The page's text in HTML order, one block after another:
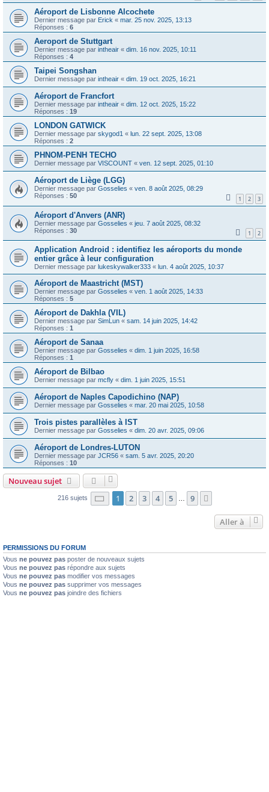
Aéroport de Lisbonne Alcochete
Dernier message par Erick « mar. 25 nov. 2025, 13:13
Réponses : 6
Aeroport de Stuttgart
Dernier message par intheair « dim. 16 nov. 2025, 10:11
Réponses : 4
Taipei Songshan
Dernier message par intheair « dim. 19 oct. 2025, 16:21
Aéroport de Francfort
Dernier message par intheair « dim. 12 oct. 2025, 15:22
Réponses : 19
LONDON GATWICK
Dernier message par skygod1 « lun. 22 sept. 2025, 13:08
Réponses : 2
PHNOM-PENH TECHO
Dernier message par VISCOUNT « ven. 12 sept. 2025, 01:10
Aéroport de Liège (LGG)
Dernier message par Gosselies « ven. 8 août 2025, 08:29
Réponses : 50 1 2 3
Aéroport d'Anvers (ANR)
Dernier message par Gosselies « jeu. 7 août 2025, 08:32
Réponses : 30 1 2
Application Android : identifiez les aéroports du monde
entier grâce à leur configuration
Dernier message par lukeskywalker333 « lun. 4 août 2025, 10:37
Aéroport de Maastricht (MST)
Dernier message par Gosselies « ven. 1 août 2025, 14:33
Réponses : 5
Aéroport de Dakhla (VIL)
Dernier message par SimLun « sam. 14 juin 2025, 14:42
Réponses : 1
Aéroport de Sanaa
Dernier message par Gosselies « dim. 1 juin 2025, 16:58
Réponses : 1
Aéroport de Bilbao
Dernier message par mcfly « dim. 1 juin 2025, 15:51
Aéroport de Naples Capodichino (NAP)
Dernier message par Gosselies « mar. 20 mai 2025, 10:58
Trois pistes parallèles à IST
Dernier message par Gosselies « dim. 20 avr. 2025, 09:06
Aéroport de Londres-LUTON
Dernier message par JCR56 « sam. 5 avr. 2025, 20:20
Réponses : 10
Nouveau sujet
216 sujets Page 1sur9
1 2 3 4 5 9
Aller à
PERMISSIONS DU FORUM
Vous ne pouvez pas poster de nouveaux sujets
Vous ne pouvez pas répondre aux sujets
Vous ne pouvez pas modifier vos messages
Vous ne pouvez pas supprimer vos messages
Vous ne pouvez pas joindre des fichiers